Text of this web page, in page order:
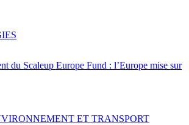
du Scaleup Europe Fund : l’Europe mise sur
ET TRANSPORT